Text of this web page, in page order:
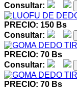
Consultar:
PRECIO: 150 Bs
Consultar:
PRECIO: 70 Bs
Consultar:
PRECIO: 70 Bs